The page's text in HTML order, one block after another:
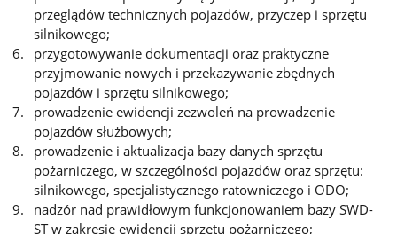
przeglądów technicznych pojazdów, przyczep i sprzętu
silnikowego;
przygotowywanie dokumentacji oraz praktyczne
przyjmowanie nowych i przekazywanie zbędnych
pojazdów i sprzętu silnikowego;
prowadzenie ewidencji zezwoleń na prowadzenie
pojazdów służbowych;
prowadzenie i aktualizacja bazy danych sprzętu
pożarniczego, w szczególności pojazdów oraz sprzętu:
silnikowego, specjalistycznego ratowniczego i ODO;
nadzór nad prawidłowym funkcjonowaniem bazy SWD-
ST w zakresie ewidencji sprzętu pożarniczego;